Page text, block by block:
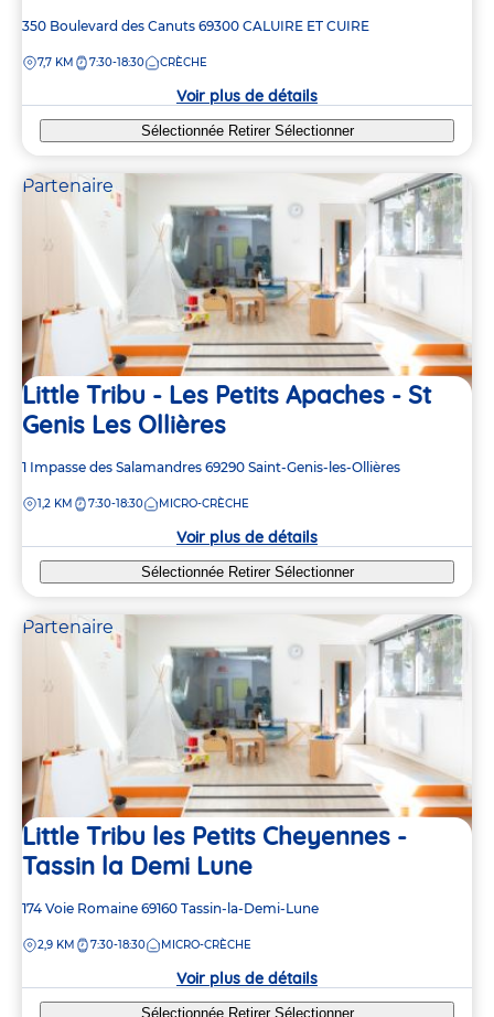
Adresse
la
350 Boulevard des Canuts 69300 CALUIRE ET CUIRE
DISTANCE
7,7 KM 7:30-18:30 CRÈCHE
Voir plus de détails
Sélectionnée Retirer Sélectionner
Partenaire
Little Tribu - Les Petits Apaches - St
Genis Les Ollières
Adresse
la
1 Impasse des Salamandres 69290 Saint-Genis-les-Ollières
DISTANCE
1,2 KM 7:30-18:30 MICRO-CRÈCHE
Voir plus de détails
Sélectionnée Retirer Sélectionner
Partenaire
Little Tribu les Petits Cheyennes -
Tassin la Demi Lune
Adresse
la
174 Voie Romaine 69160 Tassin-la-Demi-Lune
DISTANCE
2,9 KM 7:30-18:30 MICRO-CRÈCHE
Voir plus de détails
Sélectionnée Retirer Sélectionner